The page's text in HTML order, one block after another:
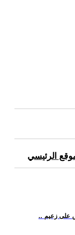
الرئيسي
على زعيم